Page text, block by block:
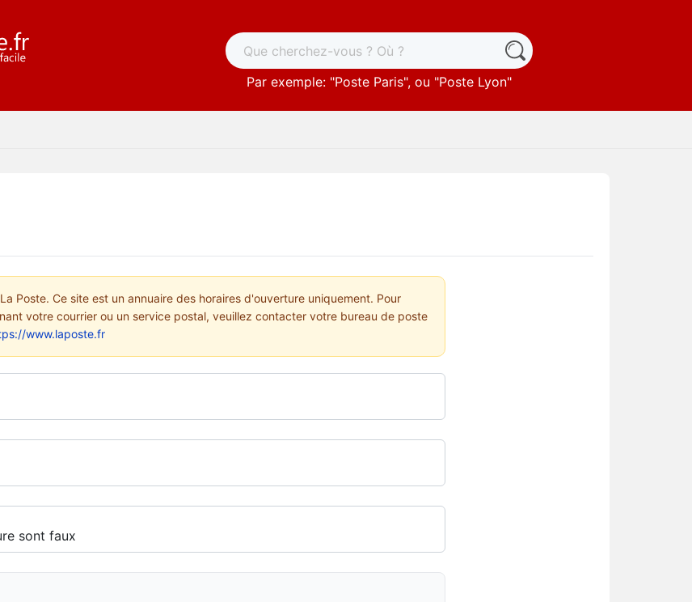
Par exemple: "Poste Paris", ou "Poste Lyon"
Poste. Ce site est un annuaire des horaires d'ouverture uniquement. Pour
votre courrier ou un service postal, veuillez contacter votre bureau de poste
www.laposte.fr